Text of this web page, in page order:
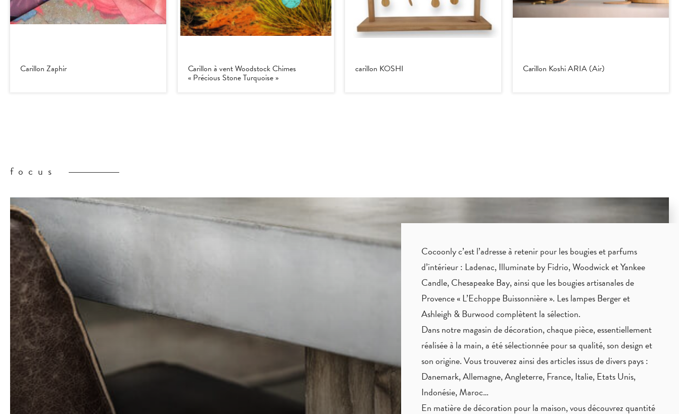
Carillon Zaphir Carillon à vent Woodstock Chimes
« Précious Stone Turquoise »
carillon KOSHI Carillon Koshi ARIA (Air)
focus
Cocoonly c’est l’adresse à retenir pour les bougies et parfums
d’intérieur : Ladenac, Illuminate by Fidrio, Woodwick et Yankee
Candle, Chesapeake Bay, ainsi que les bougies artisanales de
Provence « L’Echoppe Buissonnière ». Les lampes Berger et
Ashleigh & Burwood complètent la sélection.
Dans notre magasin de décoration, chaque pièce,essentiellement
réalisée à la main, a été sélectionnée pour sa qualité, son design et
son origine. Vous trouverez ainsi des articles issus de divers pays :
Danemark, Allemagne, Angleterre, France, Italie, Etats Unis,
Indonésie, Maroc…
En matière de décoration pour la maison, vous découvrez quantité